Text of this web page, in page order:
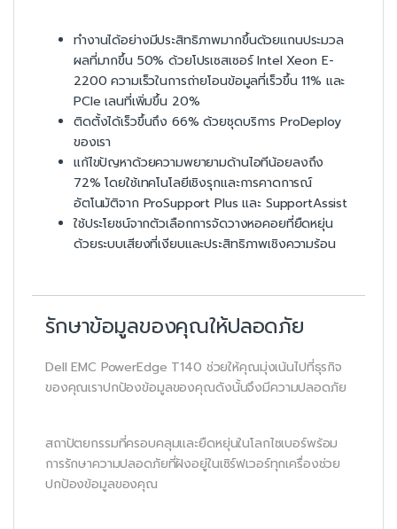
ทำงานได้อย่างมีประสิทธิภาพมากขึ้นด้วยแกนประมวล
ผลที่มากขึ้น 50% ด้วยโปรเซสเซอร์ Intel Xeon E-
2200 ความเร็วในการถ่ายโอนข้อมูลที่เร็วขึ้น 11% และ
PCIe เลนที่เพิ่มขึ้น 20%
ติดตั้งได้เร็วขึ้นถึง 66% ด้วยชุดบริการ ProDeploy
ของเรา
แก้ไขปัญหาด้วยความพยายามด้านไอทีน้อยลงถึง
72% โดยใช้เทคโนโลยีเชิงรุกและการคาดการณ์
อัตโนมัติจาก ProSupport Plus และ SupportAssist
ใช้ประโยชน์จากตัวเลือกการจัดวางหอคอยที่ยืดหยุ่น
ด้วยระบบเสียงที่เงียบและประสิทธิภาพเชิงความร้อน
รักษาข้อมูลของคุณให้ปลอดภัย
Dell EMC PowerEdge T140 ช่วยให้คุณมุ่งเน้นไปที่ธุรกิจ
ของคุณเราปกป้องข้อมูลของคุณดังนั้นจึงมีความปลอดภัย
สถาปัตยกรรมที่ครอบคลุมและยืดหยุ่นในโลกไซเบอร์พร้อม
การรักษาความปลอดภัยที่ฝังอยู่ในเซิร์ฟเวอร์ทุกเครื่องช่วย
ปกป้องข้อมูลของคุณ